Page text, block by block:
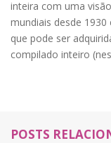
inteira com uma
mundiais desde
que pode ser
compilado inteiro
POSTS